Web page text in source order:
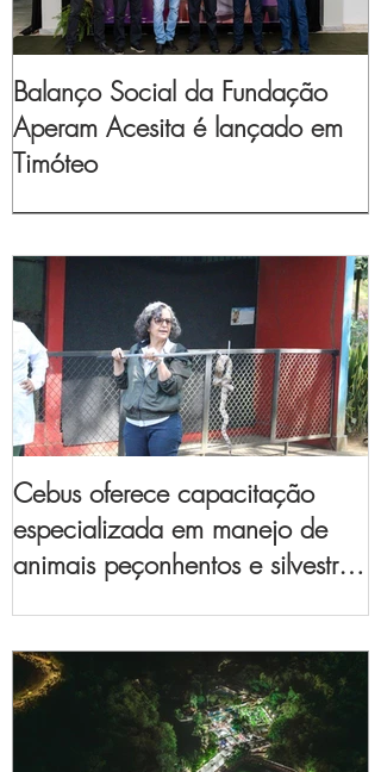
Balanço Social da Fundação
Aperam Acesita é lançado em
Timóteo
Cebus oferece capacitação
especializada em manejo de
animais peçonhentos e silvestres